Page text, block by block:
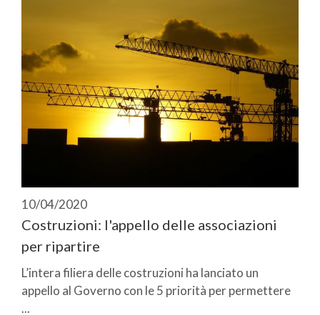
10/04/2020
Costruzioni: l'appello delle associazioni
per ripartire
L’intera filiera delle costruzioni ha lanciato un
appello al Governo con le 5 priorità per permettere
...